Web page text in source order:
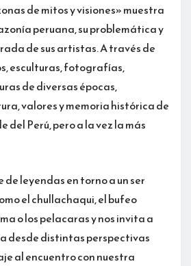
de mitos y visiones» muestra
peruana, su problemática y
de sus artistas. A través de
esculturas, fotografías,
de diversas épocas,
valores y memoria histórica de
del Perú, pero a la vez la más
leyendas en torno a un ser
el chullachaqui, el bufeo
o los pelacaras y nos invita a
desde distintas perspectivas
al encuentro con nuestra